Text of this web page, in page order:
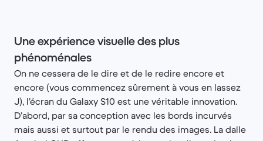
Une expérience visuelle des plus
phénoménales
On ne cessera de le dire et de le redire encore et
encore (vous commencez sûrement à vous en lassez
J), l’écran du Galaxy S10 est une véritable innovation.
D’abord, par sa conception avec les bords incurvés
mais aussi et surtout par le rendu des images. La dalle